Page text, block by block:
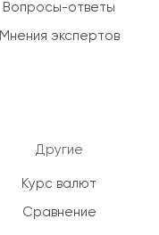
Вопросы-ответы
Мнения экспертов
Другие
Курс валют
Сравнение